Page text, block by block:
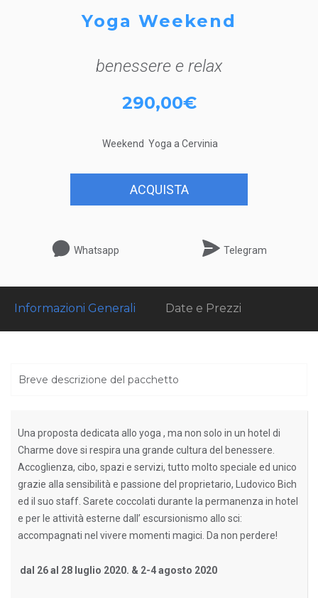
Yoga Weekend
benessere e relax
290,00€
Weekend Yoga a Cervinia
ACQUISTA
Whatsapp Telegram
Informazioni Generali Date e Prezzi
Breve descrizione del pacchetto
Una proposta dedicata allo yoga , ma non solo in un hotel di
Charme dove si respira una grande cultura del benessere.
Accoglienza, cibo, spazi e servizi, tutto molto speciale ed unico
grazie alla sensibilità e passione del proprietario, Ludovico Bich
ed il suo staff. Sarete coccolati durante la permanenza in hotel
e per le attività esterne dall’ escursionismo allo sci:
accompagnati nel vivere momenti magici. Da non perdere!
dal 26 al 28 luglio 2020. & 2-4 agosto 2020